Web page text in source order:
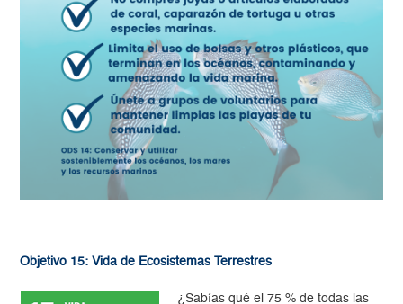
Objetivo 15: Vida de Ecosistemas Terrestres
¿Sabías qué el 75 % de todas las